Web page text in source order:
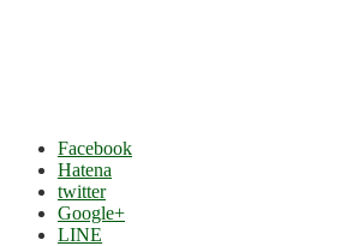
Facebook
Hatena
twitter
Google+
LINE